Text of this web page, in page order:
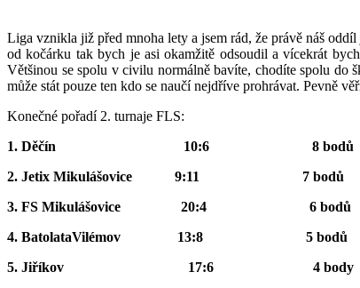
Liga vznikla již před mnoha lety a jsem rád, že právě náš
od kočárku tak bych je asi okamžitě odsoudil a vícekrát
Většinou se spolu v civilu normálně bavíte, chodíte spolu do
může stát pouze ten kdo se naučí nejdříve prohrávat. Pevně
Konečné pořadí 2. turnaje FLS:
1. Děčín 10:6 8 bodů
2. Jetix Mikulášovice 9:11 7 bodů
3. FS Mikulášovice 20:4 6 bodů
4. BatolataVilémov 13:8 5 bodů
5. Jiříkov 17:6 4 body